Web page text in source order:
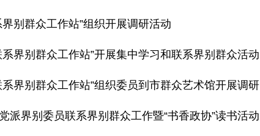
别群众工作站”组织开展调研活动
界别群众工作站”开展集中学习和联系界别群众活动
界别群众工作站”组织委员到市群众艺术馆开展调研
派界别委员联系界别群众工作暨“书香政协”读书活动